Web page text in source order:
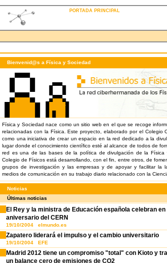
PORTADA PRINCIPAL
Bienvenid@s a Física y Sociedad
Física y Sociedad nace como un sitio web en el que se recoge
relacionadas con la Física. Este proyecto, elaborado por el Colegio
como una iniciativa de crear un espacio en la red dedicado a la
lugar donde el conocimiento científico esté al alcance de todos de
red es una de las bases de la política de divulgación de la Física
Colegio de Físicos está desarrollando, con el fin, entre otros, de
grupos de investigación y las empresas y de apoyar y facilitar la
medios de comunicación en su trabajo diario relacionado con la
Noticias
Últimas noticias
El Rey y la ministra de Educación española celebran en
aniversario del CERN
19/10/2004 elmundo.es
Zapatero liderará el impulso y el cambio universitario
19/10/2004 EFE
Madrid 2012 tiene un compromiso "total" con Kioto y
un balance cero de emisiones de CO2